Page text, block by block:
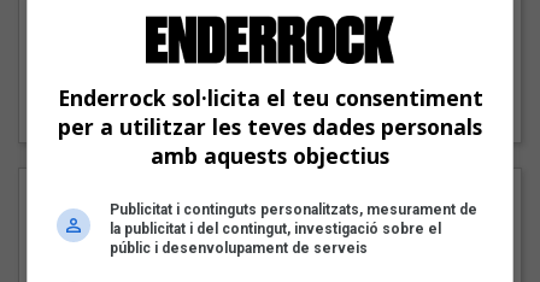
"Lo bueno y lo malo"
Carmen y María
Enderrock sol·licita el teu consentiment
per a utilitzar les teves dades personals
amb aquests objectius
Publicitat i continguts personalitzats, mesurament de
la publicitat i del contingut, investigació sobre el
públic i desenvolupament de serveis